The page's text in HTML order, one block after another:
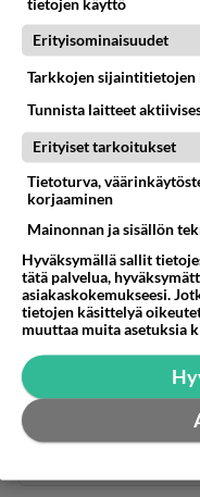
Anonyymi00009
2026-06-13 15:14:44
Milloin Halla-aho
kilpailuun?
2 Äänestä
2026-06-13 15:38:11
Prrsutrollit saivat
äänitulvan.
Politiikassa mikä
Jopa Hakkaraisen
tietojen käyttö
Erityisominaisuudet
Tarkkojen sijaintitietojen
Tunnista laitteet
Erityiset tarkoitukset
Tietoturva,
korjaaminen
Mainonnan ja sisällön
Hyväksymällä sallit
tätä palvelua,
asiakaskokemukseesi.
tietojen käsittelyä
muuttaa muita asetuksia